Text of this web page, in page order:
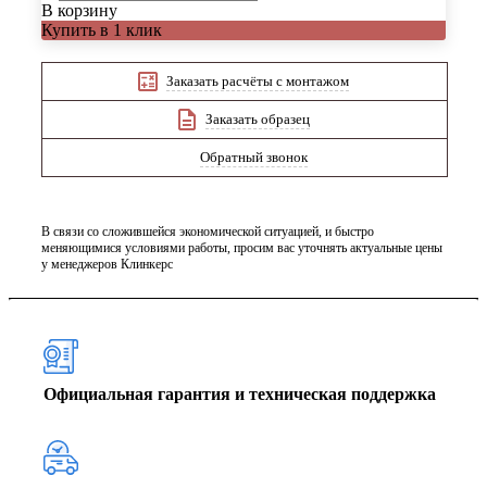
В корзину
Купить в 1 клик
Заказать расчёты с монтажом
Заказать образец
Обратный звонок
В связи со сложившейся экономической ситуацией, и быстро
меняющимися условиями работы, просим вас уточнять актуальные цены
у менеджеров Клинкерс
Официальная гарантия и техническая поддержка